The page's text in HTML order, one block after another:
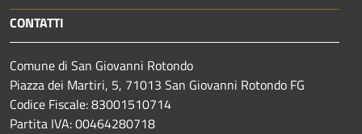
CONTATTI
Comune di San Giovanni Rotondo
Piazza dei Martiri, 5, 71013 San Giovanni Rotondo FG
Codice Fiscale: 83001510714
Partita IVA: 00464280718